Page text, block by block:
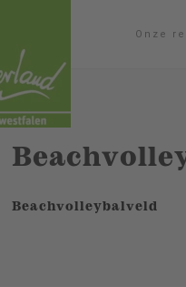
Onze
Beachvolleybalveld